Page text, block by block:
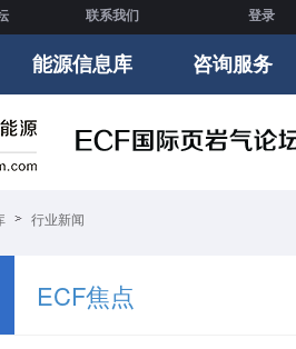
联系我们 登录
能源信息库 咨询服务
行业新闻
ECF焦点